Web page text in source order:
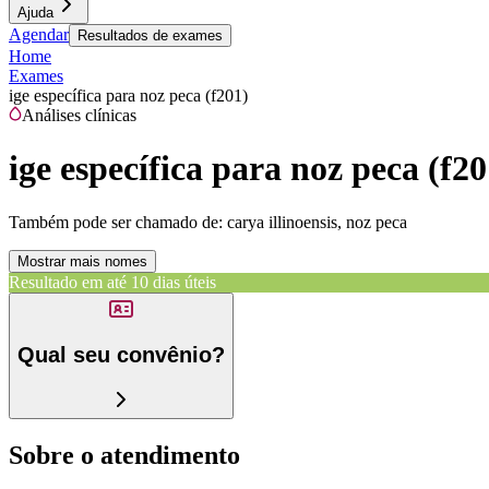
Ajuda
Agendar Resultados de exames
Home
Exames
ige específica para noz peca (f201)
Análises clínicas
ige específica para noz peca
Também pode ser chamado de: carya illinoensis, noz peca
Mostrar mais nomes
Resultado em até 10 dias úteis
Qual seu convênio?
Sobre o atendimento